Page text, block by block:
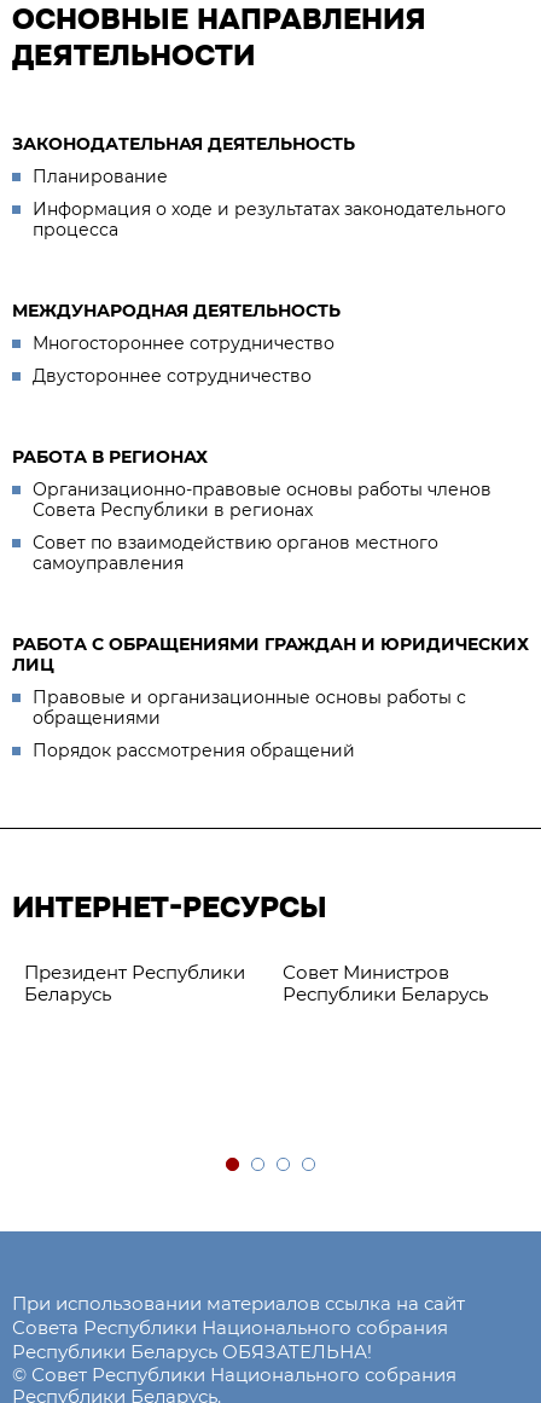
ОСНОВНЫЕ НАПРАВЛЕНИЯ
ДЕЯТЕЛЬНОСТИ
ЗАКОНОДАТЕЛЬНАЯ ДЕЯТЕЛЬНОСТЬ
Планирование
Информация о ходе и результатах законодательного
процесса
МЕЖДУНАРОДНАЯ ДЕЯТЕЛЬНОСТЬ
Многостороннее сотрудничество
Двустороннее сотрудничество
РАБОТА В РЕГИОНАХ
Организационно-правовые основы работы членов
Совета Республики в регионах
Совет по взаимодействию органов местного
самоуправления
РАБОТА С ОБРАЩЕНИЯМИ ГРАЖДАН И ЮРИДИЧЕСКИХ
ЛИЦ
Правовые и организационные основы работы с
обращениями
Порядок рассмотрения обращений
ИНТЕРНЕТ-РЕСУРСЫ
Президент Республики
Беларусь
Совет Министров
Республики Беларусь
При использовании материалов ссылка на сайт
Совета Республики Национального собрания
Республики Беларусь ОБЯЗАТЕЛЬНА!
© Совет Республики Национального собрания
Республики Беларусь.